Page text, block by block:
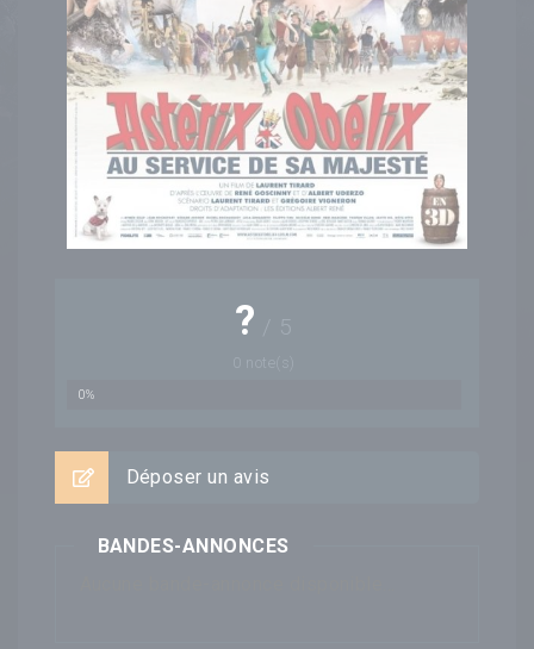
? / 5
note(s)
0%
Déposer un avis
BANDES-ANNONCES